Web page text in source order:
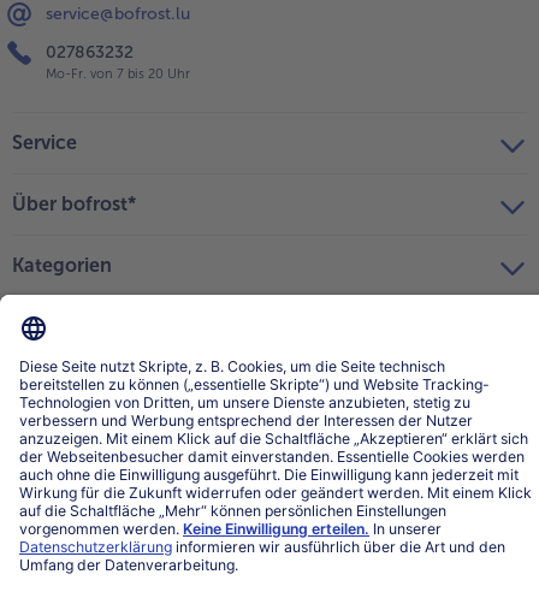
service@bofrost.lu
027863232
Mo-Fr. von 7 bis 20 Uhr
Service
Über bofrost*
Kategorien
Land / Sprache wählen